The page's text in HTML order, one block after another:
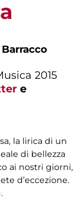
2015
e
la lirica di un
di bellezza
ai nostri giorni,
d’eccezione.